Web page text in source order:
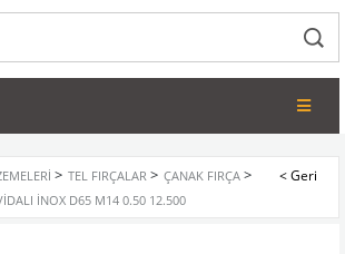
> TEL FIRÇALAR > ÇANAK FIRÇA >
İNOX D65 M14 0.50 12.500